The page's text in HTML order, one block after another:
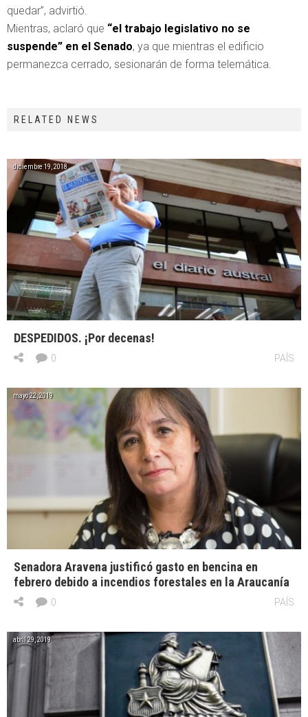
quedar”, advirtió.
Mientras, aclaró que “el trabajo legislativo no se
suspende” en el Senado, ya que mientras el edificio
permanezca cerrado, sesionarán de forma telemática.
RELATED NEWS
diciembre 19, 2018
DESPEDIDOS. ¡Por decenas!
PAÍS
0
mayo 22, 2019
Senadora Aravena justificó gasto en bencina en
febrero debido a incendios forestales en la Araucanía
PAÍS
0
abril 29, 2019